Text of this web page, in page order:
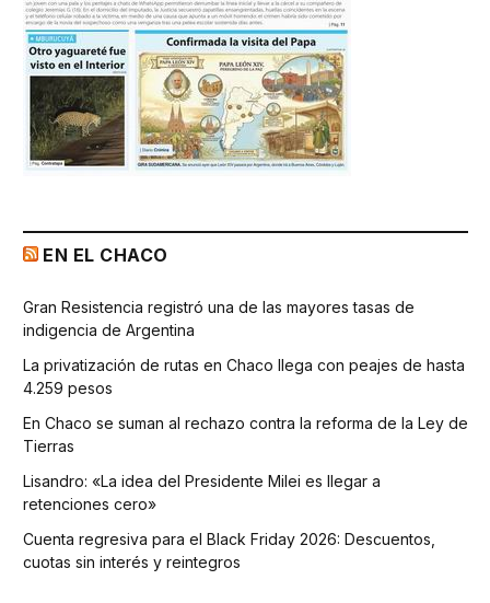
EN EL CHACO
Gran Resistencia registró una de las mayores tasas de
indigencia de Argentina
La privatización de rutas en Chaco llega con peajes de hasta
4.259 pesos
En Chaco se suman al rechazo contra la reforma de la Ley de
Tierras
Lisandro: «La idea del Presidente Milei es llegar a
retenciones cero»
Cuenta regresiva para el Black Friday 2026: Descuentos,
cuotas sin interés y reintegros